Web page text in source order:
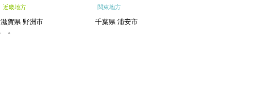
センス フェイシャルトリ
ートメント トリートメン
近畿地方
滋賀県 野洲市
ット 子供 子連れ カップ
ル 家族 人気 おすすめ 旅
関東地方
千葉県 浦安市